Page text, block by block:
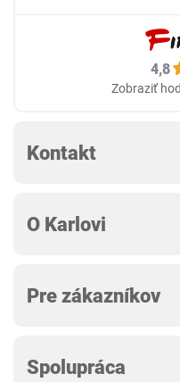
4,8
Zobraziť
Kontakt
O Karlovi
Pre zákazníkov
Spolupráca